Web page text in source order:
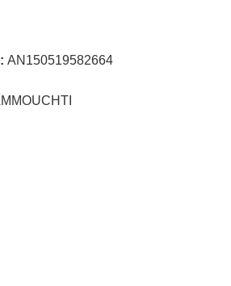
AN150519582664